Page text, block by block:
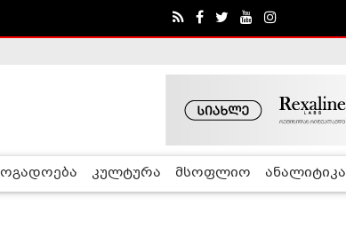
კულტურა მსოფლიო ანალიტიკა